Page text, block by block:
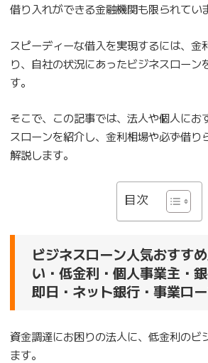
借り入れができる金融機関も限られてい
スピーディーな借入を実現するには、金
り、自社の状況にあったビジネスローン
す。
そこで、この記事では、法人や個人にお
スローンを紹介し、金利相場や必ず借り
解説します。
目次
ビジネスローン人気おすす
い・低金利・個人事業主・
即日・ネット銀行・事業ロ
資金調達にお困りの法人に、低金利のビ
ます。